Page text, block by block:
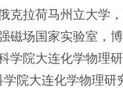
克拉荷马州立大学
场国家实验室，
学院大连化学物理
学院大连化学物理研